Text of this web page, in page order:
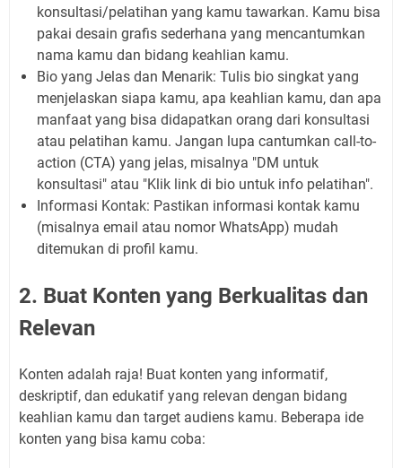
konsultasi/pelatihan yang kamu tawarkan. Kamu bisa
pakai desain grafis sederhana yang mencantumkan
nama kamu dan bidang keahlian kamu.
Bio yang Jelas dan Menarik: Tulis bio singkat yang
menjelaskan siapa kamu, apa keahlian kamu, dan apa
manfaat yang bisa didapatkan orang dari konsultasi
atau pelatihan kamu. Jangan lupa cantumkan call-to-
action (CTA) yang jelas, misalnya "DM untuk
konsultasi" atau "Klik link di bio untuk info pelatihan".
Informasi Kontak: Pastikan informasi kontak kamu
(misalnya email atau nomor WhatsApp) mudah
ditemukan di profil kamu.
2. Buat Konten yang Berkualitas dan
Relevan
Konten adalah raja! Buat konten yang informatif,
deskriptif, dan edukatif yang relevan dengan bidang
keahlian kamu dan target audiens kamu. Beberapa ide
konten yang bisa kamu coba: